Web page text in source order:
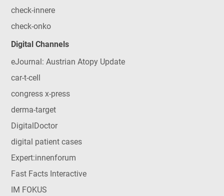
check-innere
check-onko
Digital Channels
eJournal: Austrian Atopy Update
car-t-cell
congress x-press
derma-target
DigitalDoctor
digital patient cases
Expert:innenforum
Fast Facts Interactive
IM FOKUS